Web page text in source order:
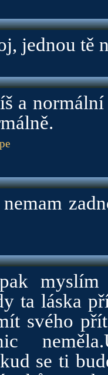
jednou tě
a
ta láska
svého
se ti